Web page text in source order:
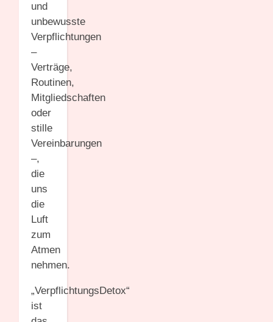
und
unbewusste
Verpflichtungen
–
Verträge,
Routinen,
Mitgliedschaften
oder
stille
Vereinbarungen
–,
die
uns
die
Luft
zum
Atmen
nehmen.
„VerpflichtungsDetox“
ist